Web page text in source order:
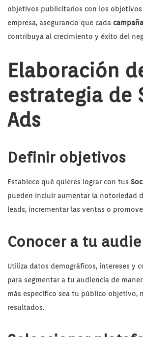
objetivos publicitarios con los objetivos
empresa, asegurando que cada
contribuya al crecimiento y éxito del
Elaboración
estrategia de
Ads
Definir objetivos
Establece qué quieres lograr con tus
pueden incluir aumentar la notoriedad
leads, incrementar las ventas o
Conocer a tu
Utiliza datos demográficos, intereses y
para segmentar a tu audiencia de
más específico sea tu público objetivo,
resultados.